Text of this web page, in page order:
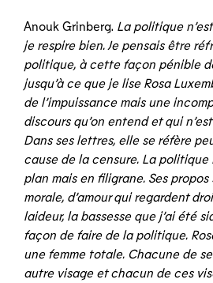
Anouk Grinberg. La politique
je respire bien. Je pensais être
politique, à cette façon pénible
jusqu’à ce que je lise Rosa
de l’impuissance mais une
discours qu’on entend et qui
Dans ses lettres, elle se réfère
cause de la censure. La politique
plan mais en filigrane. Ses
morale, d’amour qui regardent
laideur, la bassesse que j’ai été
façon de faire de la politique.
une femme totale. Chacune de
autre visage et chacun de ces